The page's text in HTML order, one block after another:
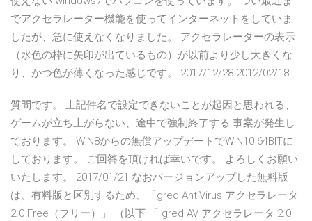
でアクセラレーター機能を使ってインターネットをしていま
したが、急に使えなくなりました。 アクセラレーターの表示
（水色の枠に矢印が出ているもの）が以前より少し大きくな
り、かつ色が薄くなった感じです。 2017/12/28 2012/02/18
質問です。 上記件名で設定できないことが起因と思われる、
ゲームが立ち上がらない、途中で強制終了する 事案が発生し
ております。 WIN8からの無償アップデートでWIN10 64BITに
しております。 ご回答を頂ければ幸いです。 よろしくお願い
いたします。 2017/01/21 なおバージョンアップした無料版
は、有料版と区別するため、「gred AntiVirus アクセラレータ
2.0 Free（フリー）」 （以下 「 gred AV アクセラレータ 2.0